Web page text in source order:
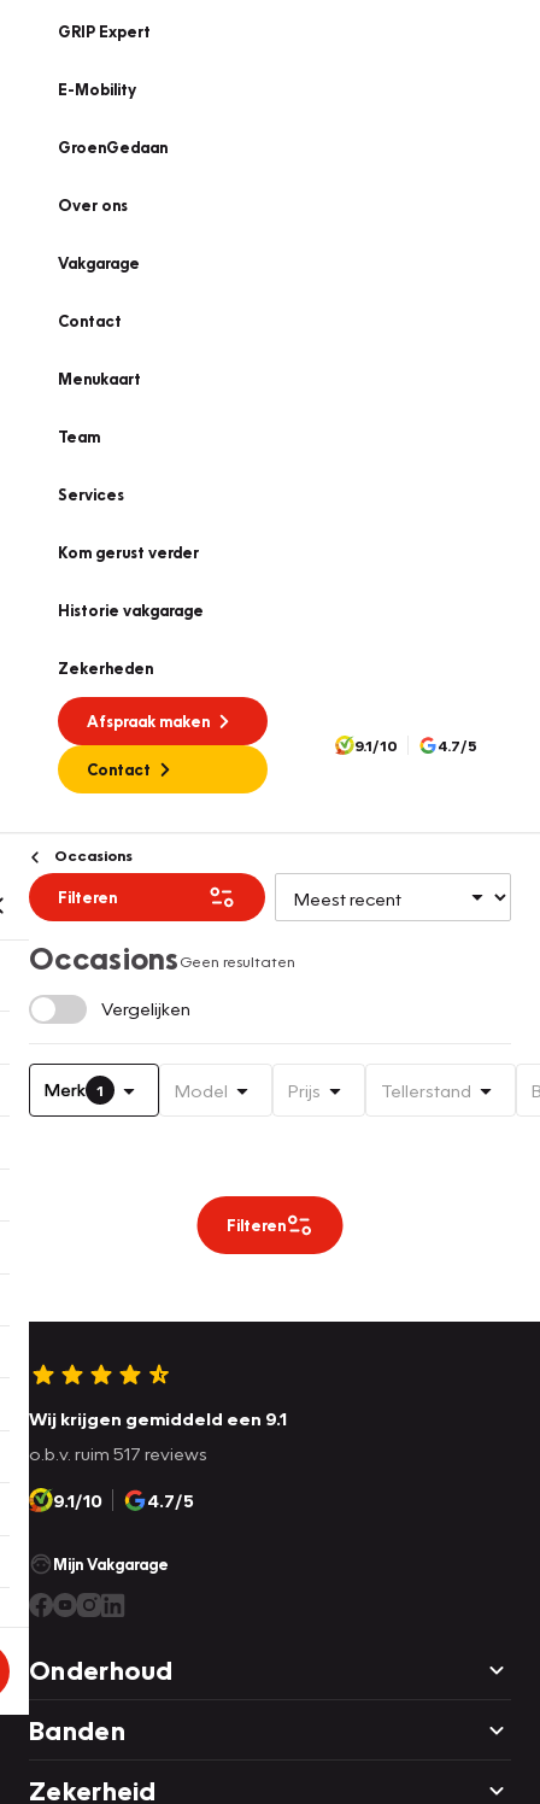
GRIP Expert
E-Mobility
GroenGedaan
Over ons
Vakgarage
Contact
Menukaart
Team
Services
Kom gerust verder
Historie vakgarage
Zekerheden
Afspraak maken
Contact
9.1/10 4.7/5
Occasions
Filteren
OccasionsGeen resultaten
Vergelijken
Merk 1 Model Prijs Tellerstand
Filteren
Wij krijgen gemiddeld een 9.1
o.b.v. ruim 517 reviews
9.1/10 4.7/5
Mijn Vakgarage
Onderhoud
Banden
Zekerheid